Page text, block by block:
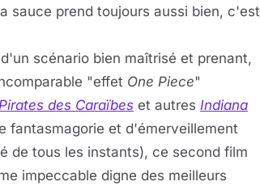
sauce prend toujours aussi bien, c'est
scénario bien maîtrisé et prenant,
"effet One Piece"
des Caraïbes et autres Indiana
fantasmagorie et d'émerveillement
de tous les instants), ce second film
impeccable digne des meilleurs